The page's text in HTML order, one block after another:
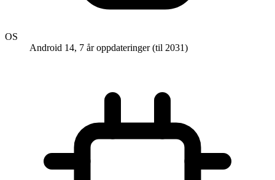
OS
Android 14, 7 år oppdateringer (til 2031)